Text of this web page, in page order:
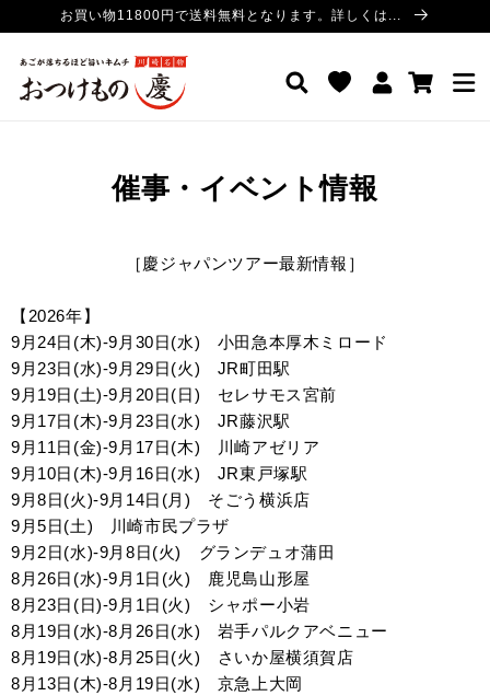
ンツにお買い物11800円で送料無料となります。詳しくは...
グ
イ
ー
催事・イベント情報
［慶ジャパンツアー最新情報］
【2026年】
9月24日(木)-9月30日(水) 小田急本厚木ミロード
9月23日(水)-9月29日(火) JR町田駅
9月19日(土)-9月20日(日) セレサモス宮前
9月17日(木)-9月23日(水) JR藤沢駅
9月11日(金)-9月17日(木) 川崎アゼリア
9月10日(木)-9月16日(水) JR東戸塚駅
9月8日(火)-9月14日(月) そごう横浜店
9月5日(土) 川崎市民プラザ
9月2日(水)-9月8日(火) グランデュオ蒲田
8月26日(水)-9月1日(火) 鹿児島山形屋
8月23日(日)-9月1日(火) シャポー小岩
8月19日(水)-8月26日(水) 岩手パルクアベニュー
8月19日(水)-8月25日(火) さいか屋横須賀店
8月13日(木)-8月19日(水) 京急上大岡